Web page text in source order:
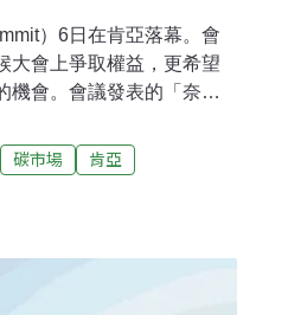
）6日在肯亞落幕。會
大會上爭取權益，更希望
機會。會議發表的「奈洛
洲開發銀行、阿拉伯聯
碳市場。翻轉氣候受災
受到嚴重的極端氣候影響。
碳市場 肯亞